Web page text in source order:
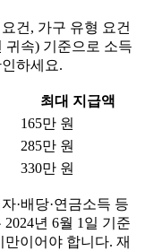
건, 가구 유형 요건
귀속) 기준으로 소득
하세요.
최대 지급액
165만 원
285만 원
330만 원
·배당·연금소득 등
년 6월 1일 기준
이어야 합니다. 재